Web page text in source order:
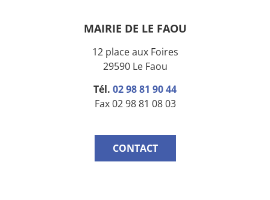
MAIRIE DE LE FAOU
12 place aux Foires
29590 Le Faou
Tél. 02 98 81 90 44
Fax 02 98 81 08 03
CONTACT